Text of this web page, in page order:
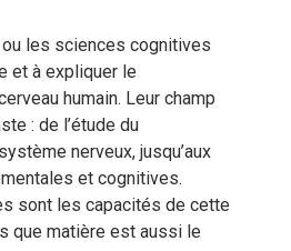
les sciences cognitives
et à expliquer le
humain. Leur champ
: de l’étude du
nerveux, jusqu’aux
et cognitives.
sont les capacités de cette
que matière est aussi le